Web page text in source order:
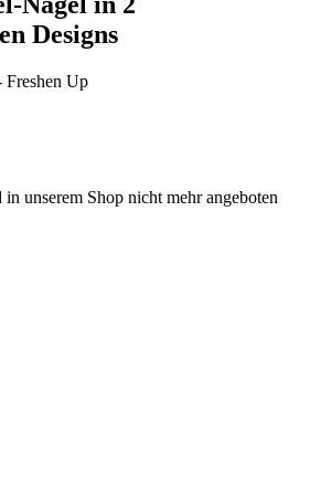
Designs
Freshen Up
unserem Shop nicht mehr angeboten